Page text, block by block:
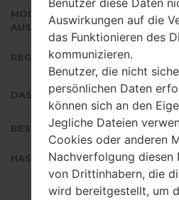
MODEM/CP
AUSFÜHRUNG
REGION
DAS LAND
BESCHREIBUNG
HASH
Benutzer diese Daten
Auswirkungen auf die
das Funktionieren des
kommunizieren.
Benutzer, die nicht
persönlichen Daten
können sich an den
Jegliche Dateien
Cookies oder anderen
Nachverfolgung diesen
von Drittinhabern, die
wird bereitgestellt, um